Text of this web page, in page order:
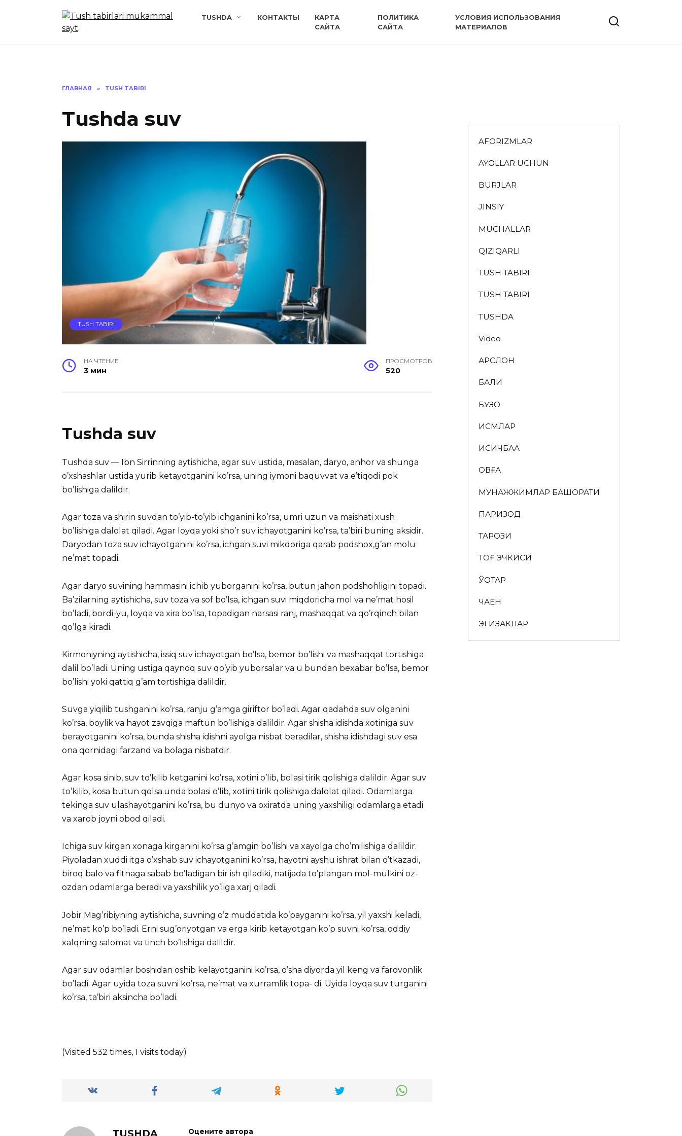
TUSHDA КОНТАКТЫ
КАРТА
САЙТА
ПОЛИТИКА
САЙТА
УСЛОВИЯ ИСПОЛЬЗОВАНИЯ
МАТЕРИАЛОВ
ГЛАВНАЯ » TUSH TABIRI
Tushda suv
TUSH TABIRI
НА ЧТЕНИЕ
3 мин
ПРОСМОТРОВ
520
Tushda suv
Tushda suv — Ibn Sirrinning aytishicha, agar suv ustida, masalan, daryo, anhor va shunga
o’xshashlar ustida yurib ketayotganini ko’rsa, uning iymoni baquvvat va e’tiqodi pok
bo’lishiga dalildir.
Agar toza va shirin suvdan to’yib-to’yib ichganini ko’rsa, umri uzun va maishati xush
bo’lishiga dalolat qiladi. Agar loyqa yoki sho’r suv ichayotganini ko’rsa, ta’biri buning aksidir.
Daryodan toza suv ichayotganini ko’rsa, ichgan suvi mikdoriga qarab podshox,g’an molu
ne’mat topadi.
Agar daryo suvining hammasini ichib yuborganini ko’rsa, butun jahon podshohligini topadi.
Ba’zilarning aytishicha, suv toza va sof bo’lsa, ichgan suvi miqdoricha mol va ne’mat hosil
bo’ladi, bordi-yu, loyqa va xira bo’lsa, topadigan narsasi ranj, mashaqqat va qo’rqinch bilan
qo’lga kiradi.
Kirmoniyning aytishicha, issiq suv ichayotgan bo’lsa, bemor bo’lishi va mashaqqat tortishiga
dalil bo’ladi. Uning ustiga qaynoq suv qo’yib yuborsalar va u bundan bexabar bo’lsa, bemor
bo’lishi yoki qattiq g’am tortishiga dalildir.
Suvga yiqilib tushganini ko’rsa, ranju g’amga giriftor bo’ladi. Agar qadahda suv olganini
ko’rsa, boylik va hayot zavqiga maftun bo’lishiga dalildir. Agar shisha idishda xotiniga suv
berayotganini ko’rsa, bunda shisha idishni ayolga nisbat beradilar, shisha idishdagi suv esa
ona qornidagi farzand va bolaga nisbatdir.
Agar kosa sinib, suv to’kilib ketganini ko’rsa, xotini o’lib, bolasi tirik qolishiga dalildir. Agar suv
to’kilib, kosa butun qolsa.unda bolasi o’lib, xotini tirik qolishiga dalolat qiladi. Odamlarga
tekinga suv ulashayotganini ko’rsa, bu dunyo va oxiratda uning yaxshiligi odamlarga etadi
va xarob joyni obod qiladi.
Ichiga suv kirgan xonaga kirganini ko’rsa g’amgin bo’lishi va xayolga cho’milishiga dalildir.
Piyoladan xuddi itga o’xshab suv ichayotganini ko’rsa, hayotni ayshu ishrat bilan o’tkazadi,
biroq balo va fitnaga sabab bo’ladigan bir ish qiladiki, natijada to’plangan mol-mulkini oz-
ozdan odamlarga beradi va yaxshilik yo’liga xarj qiladi.
Jobir Mag’ribiyning aytishicha, suvning o’z muddatida ko’payganini ko’rsa, yil yaxshi keladi,
ne’mat ko’p bo’ladi. Erni sug’oriyotgan va erga kirib ketayotgan ko’p suvni ko’rsa, oddiy
xalqning salomat va tinch bo’lishiga dalildir.
Agar suv odamlar boshidan oshib kelayotganini ko’rsa, o’sha diyorda yil keng va farovonlik
bo’ladi. Agar uyida toza suvni ko’rsa, ne’mat va xurramlik topa- di. Uyida loyqa suv turganini
ko’rsa, ta’biri aksincha bo’ladi.
(Visited 532 times, 1 visits today)
TUSHDA Оцените автора
AFORIZMLAR
AYOLLAR UCHUN
BURJLAR
JINSIY
MUCHALLAR
QIZIQARLI
TUSH TABIRI
TUSH TABIRI
TUSHDA
Video
АРСЛОН
БАЛИҚ
БУЗОҚ
ИСМЛАР
ҚИСҚИЧБАҚА
ҚОВҒА
МУНАЖЖИМЛАР БАШОРАТИ
ПАРИЗОД
ТАРОЗИ
ТОҒ ЭЧКИСИ
ЎҚОТАР
ЧАЁН
ЭГИЗАКЛАР